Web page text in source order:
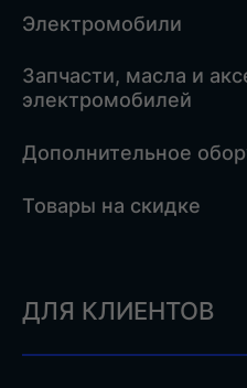
Электромобили
Запчасти, масла и
электромобилей
Дополнительное
Товары на скидке
ДЛЯ КЛИЕНТОВ